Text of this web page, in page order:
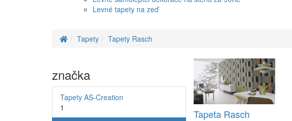
Levné tapety na zeď
Tapety Tapety Rasch
značka
Tapety AS-Creation
1
Tapeta Rasch